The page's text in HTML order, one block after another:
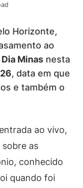
Horizonte,
ao
Dia Minas nesta
, data em que
e também o
ao vivo,
as
conhecido
quando foi